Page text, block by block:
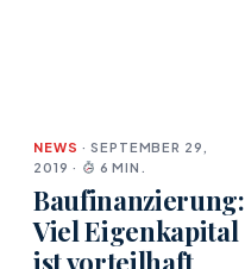
NEWS · SEPTEMBER 29,
2019 ·
6 MIN.
Baufinanzierung:
Viel Eigenkapital
ist vorteilhaft